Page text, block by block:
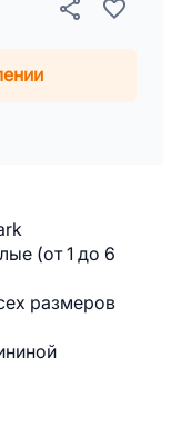
(от 1 до 6
размеров